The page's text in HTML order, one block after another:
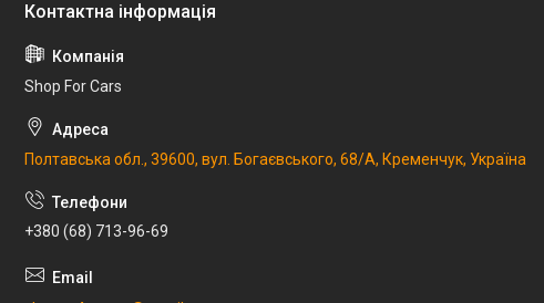
Shop For Cars
Полтавська обл., 39600, вул. Богаєвського, 68/А, Кременчук, Україна
+380 (68) 713-96-69